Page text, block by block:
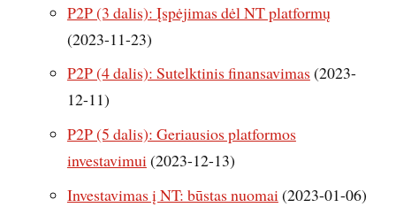
P2P (3 dalis): Įspėjimas dėl NT platformų
(2023-11-23)
P2P (4 dalis): Sutelktinis finansavimas (2023-
12-11)
P2P (5 dalis): Geriausios platformos
investavimui(2023-12-13)
Investavimas į NT: būstas nuomai(2023-01-06)